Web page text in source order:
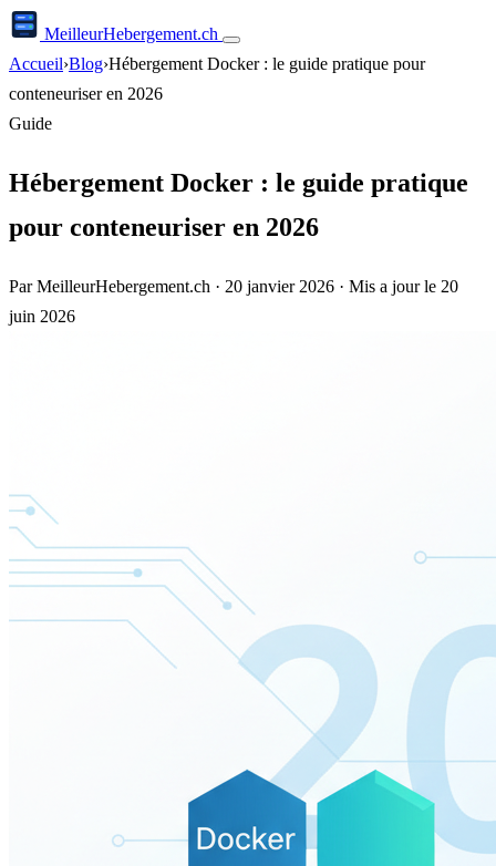
MeilleurHebergement.ch
Accueil›Blog›Hébergement Docker : le guide pratique pour
conteneuriser en 2026
Guide
Hébergement Docker : le guide pratique
pour conteneuriser en 2026
Par MeilleurHebergement.ch · 20 janvier 2026 · Mis a jour le 20
juin 2026